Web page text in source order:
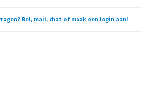
Bel, mail, chat of maak een login aan!